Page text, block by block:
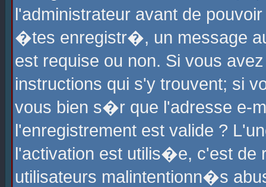
l'administrateur avant de
�tes enregistr�, un message
est requise ou non. Si vous
instructions qui s'y trouvent; si
vous bien s�r que l'adresse e-
l'enregistrement est valide ?
l'activation est utilis�e, c'est
utilisateurs malintentionn�s